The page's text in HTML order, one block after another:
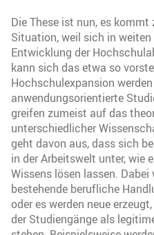
Die These ist nun, es
Situation, weil sich in
Entwicklung der
kann sich das etwa so
Hochschulexpansion
anwendungsorientierte
greifen zumeist auf das
unterschiedlicher
geht davon aus, dass sich
in der Arbeitswelt unter, wie
Wissens lösen lassen.
bestehende berufliche
oder es werden neue
der Studiengänge als